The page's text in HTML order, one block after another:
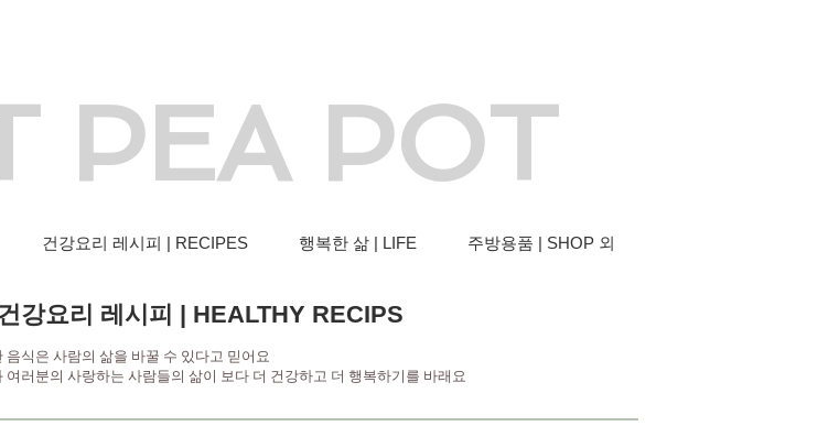
PEA POT
건강요리 레시피 | RECIPES 행복한 삶 | LIFE 주방용품 | SHOP 외
강요리 레시피 | HEALTHY RECIPS
음식은 사람의 삶을 바꿀 수 있다고 믿어요
러분의 사랑하는 사람들의 삶이 보다 더 건강하고 더 행복하기를 바래요